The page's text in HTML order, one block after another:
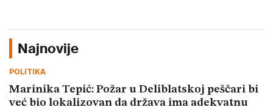
Najnovije
POLITIKA
Marinika Tepić: Požar u Deliblatskoj peščari bi
već bio lokalizovan da država ima adekvatnu